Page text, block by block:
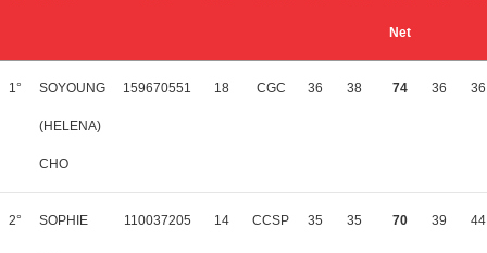
Net
1° SOYOUNG
(HELENA)
CHO
159670551 18 CGC 36 38 74 36 36
2° SOPHIE 110037205 14 CCSP 35 35 70 39 44